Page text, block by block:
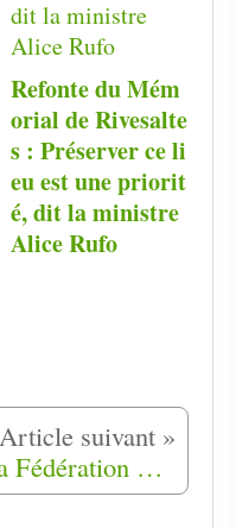
Refonte du Mém
orial de Rivesalte
s : Préserver ce li
eu est une priorit
é, dit la ministre
Alice Rufo
Consignes de la Fédération de France du FLN - 18/08/1962